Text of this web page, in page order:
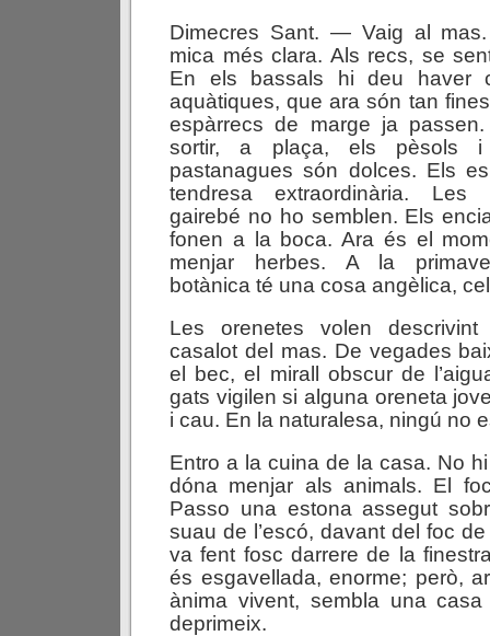
Dimecres Sant. — Vaig al
mica més clara. Als recs, se
En els bassals hi deu haver
aquàtiques, que ara són tan
espàrrecs de marge ja
sortir, a plaça, els pèsols
pastanagues són dolces. Els
tendresa extraordinària. Les
gairebé no ho semblen. Els
fonen a la boca. Ara és el
menjar herbes. A la
botànica té una cosa angèlica,
Les orenetes volen
casalot del mas. De vegades
el bec, el mirall obscur de
gats vigilen si alguna oreneta
i cau. En la naturalesa, ningú no
Entro a la cuina de la casa. No
dóna menjar als animals. El
Passo una estona assegut
suau de l’escó, davant del foc
va fent fosc darrere de la
és esgavellada, enorme; però,
ànima vivent, sembla una
deprimeix.